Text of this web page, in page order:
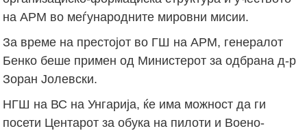
на АРМ во меѓународните мировни мисии.
За време на престојот во ГШ на АРМ, генералот
Бенко беше примен од Министерот за одбрана д-р
Зоран Јолевски.
НГШ на ВС на Унгарија, ќе има можност да ги
посети Центарот за обука на пилоти и Воено-